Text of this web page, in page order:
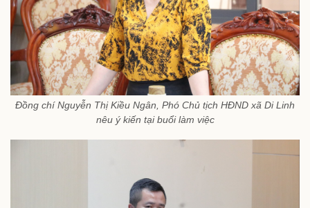
Đồng chí Nguyễn Thị Kiều Ngân, Phó Chủ tịch HĐND xã Di Linh
nêu ý kiến tại buổi làm việc